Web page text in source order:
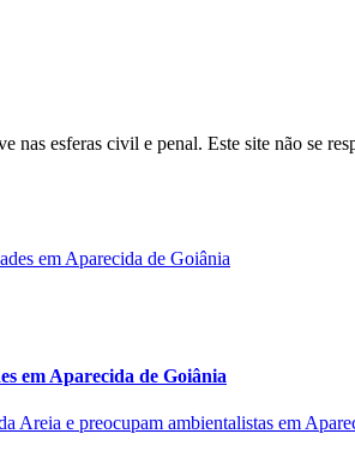
esferas civil e penal. Este site não se
em Aparecida de Goiânia